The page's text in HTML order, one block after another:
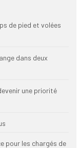
du
de pied et volées
dans deux
une priorité
pour les chargés de